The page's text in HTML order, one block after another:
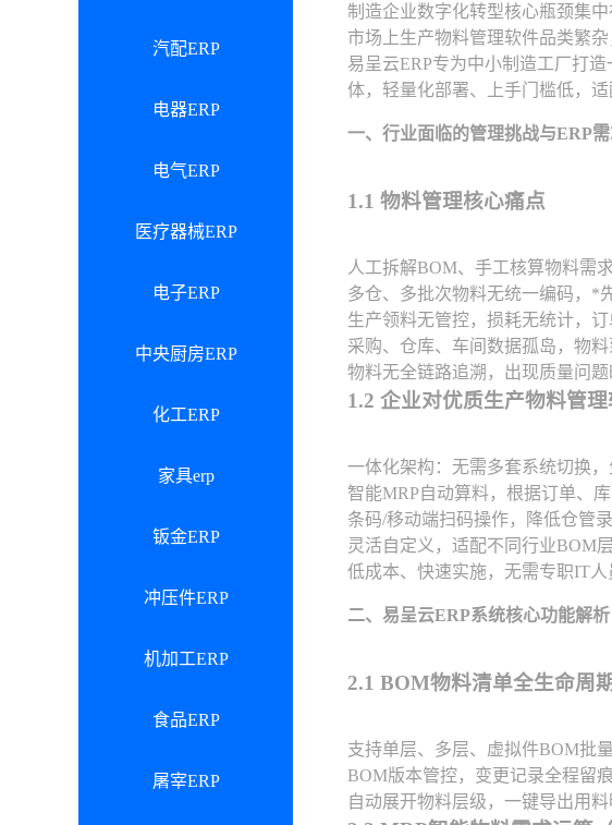
汽配ERP
电器ERP
电气ERP
医疗器械ERP
电子ERP
中央厨房ERP
化工ERP
家具erp
钣金ERP
冲压件ERP
机加工ERP
食品ERP
屠宰ERP
制造企业数字化转型核心瓶颈集
市场上生产物料管理软件品类繁
易呈云ERP专为中小制造工厂打
体，轻量化部署、上手门槛低，
一、行业面临的管理挑战与ERP
1.1 物料管理核心痛点
人工拆解BOM、手工核算物料需
多仓、多批次物料无统一编码，*
生产领料无管控，损耗无统计，
采购、仓库、车间数据孤岛，物
物料无全链路追溯，出现质量问
1.2 企业对优质生产物料管
一体化架构：无需多套系统切换
智能MRP自动算料，根据订单、
条码/移动端扫码操作，降低仓管
灵活自定义，适配不同行业BOM
低成本、快速实施，无需专职IT
二、易呈云ERP系统核心功能解析
2.1 BOM物料清单全生命周
支持单层、多层、虚拟件BOM批
BOM版本管控，变更记录全程留
自动展开物料层级，一键导出用